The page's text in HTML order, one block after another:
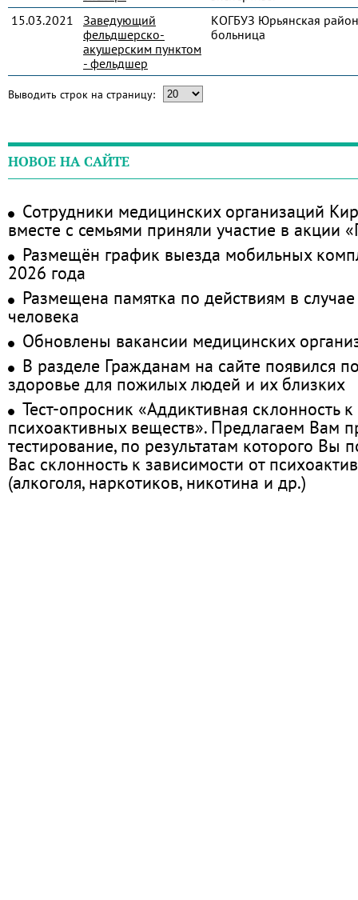
15.03.2021
Заведующий
фельдшерско-
акушерским пунктом
- фельдшер
КОГБУЗ Юрьянская
больница
Выводить строк на страницу:
НОВОЕ НА САЙТЕ
Сотрудники медицинских организаций
вместе с семьями приняли участие в акции
Размещён график выезда мобильных
2026 года
Размещена памятка по действиям в
человека
Обновлены вакансии медицинских
В разделе Гражданам на сайте появился
здоровье для пожилых людей и их близких
Тест-опросник «Аддиктивная склонность
психоактивных веществ». Предлагаем Вам
тестирование, по результатам которого Вы
Вас склонность к зависимости от
(алкоголя, наркотиков, никотина и др.)